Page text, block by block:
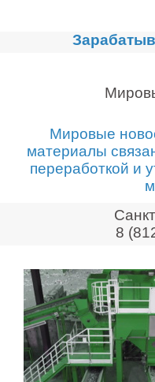
Главная
Видео
Новости
Мировые
О нас
Контакты
Мировые
материалы
переработкой и
8